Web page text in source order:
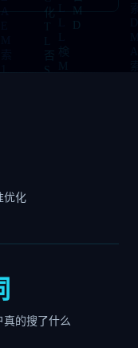
优化
的搜了什么